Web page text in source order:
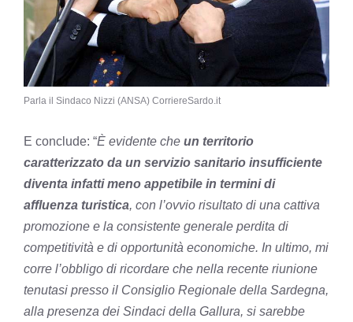
Parla il Sindaco Nizzi (ANSA) CorriereSardo.it
E conclude: “È evidente che un territorio
caratterizzato da un servizio sanitario insufficiente
diventa infatti meno appetibile in termini di
affluenza turistica, con l’ovvio risultato di una cattiva
promozione e la consistente generale perdita di
competitività e di opportunità economiche. In ultimo, mi
corre l’obbligo di ricordare che nella recente riunione
tenutasi presso il Consiglio Regionale della Sardegna,
alla presenza dei Sindaci della Gallura, si sarebbe